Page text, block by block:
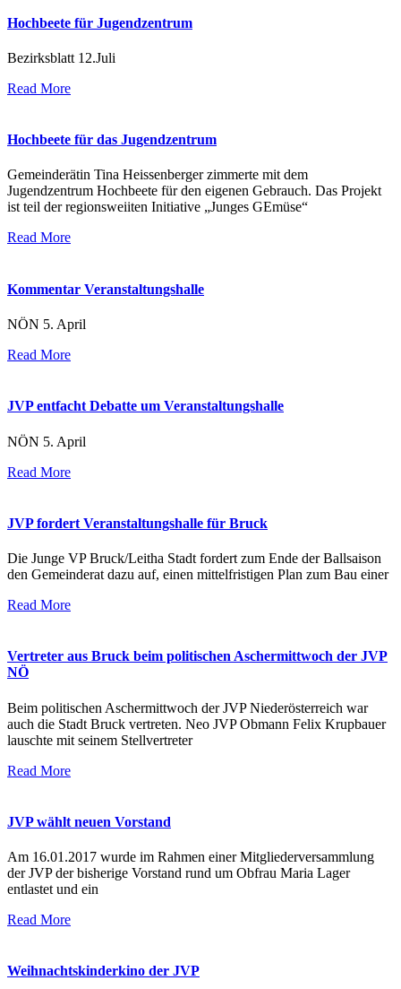
Hochbeete für Jugendzentrum
Bezirksblatt 12.Juli
Read More
Hochbeete für das Jugendzentrum
Gemeinderätin Tina Heissenberger zimmerte mit dem
Jugendzentrum Hochbeete für den eigenen Gebrauch. Das Projekt
ist teil der regionsweiiten Initiative „Junges GEmüse“
Read More
Kommentar Veranstaltungshalle
NÖN 5. April
Read More
JVP entfacht Debatte um Veranstaltungshalle
NÖN 5. April
Read More
JVP fordert Veranstaltungshalle für Bruck
Die Junge VP Bruck/Leitha Stadt fordert zum Ende der Ballsaison
den Gemeinderat dazu auf, einen mittelfristigen Plan zum Bau einer
Read More
Vertreter aus Bruck beim politischen Aschermittwoch der JVP
NÖ
Beim politischen Aschermittwoch der JVP Niederösterreich war
auch die Stadt Bruck vertreten. Neo JVP Obmann Felix Krupbauer
lauschte mit seinem Stellvertreter
Read More
JVP wählt neuen Vorstand
Am 16.01.2017 wurde im Rahmen einer Mitgliederversammlung
der JVP der bisherige Vorstand rund um Obfrau Maria Lager
entlastet und ein
Read More
Weihnachtskinderkino der JVP